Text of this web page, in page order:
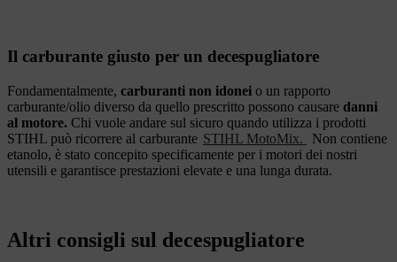
Il carburante giusto per un decespugliatore
Fondamentalmente, carburanti non idonei o un rapporto
carburante/olio diverso da quello prescritto possono causare danni
al motore. Chi vuole andare sul sicuro quando utilizza i prodotti
STIHL può ricorrere al carburante STIHL MotoMix.
Non contiene
etanolo, è stato concepito specificamente per i motori dei nostri
utensili e garantisce prestazioni elevate e una lunga durata.
Altri consigli sul decespugliatore